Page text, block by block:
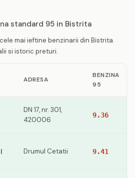
standard 95 in Bistrita
mai ieftine benzinarii din Bistrita.
si istoric preturi.
ADRESA
BENZINA
95
DN 17, nr. 301,
420006
9.36
Drumul Cetatii 9.41